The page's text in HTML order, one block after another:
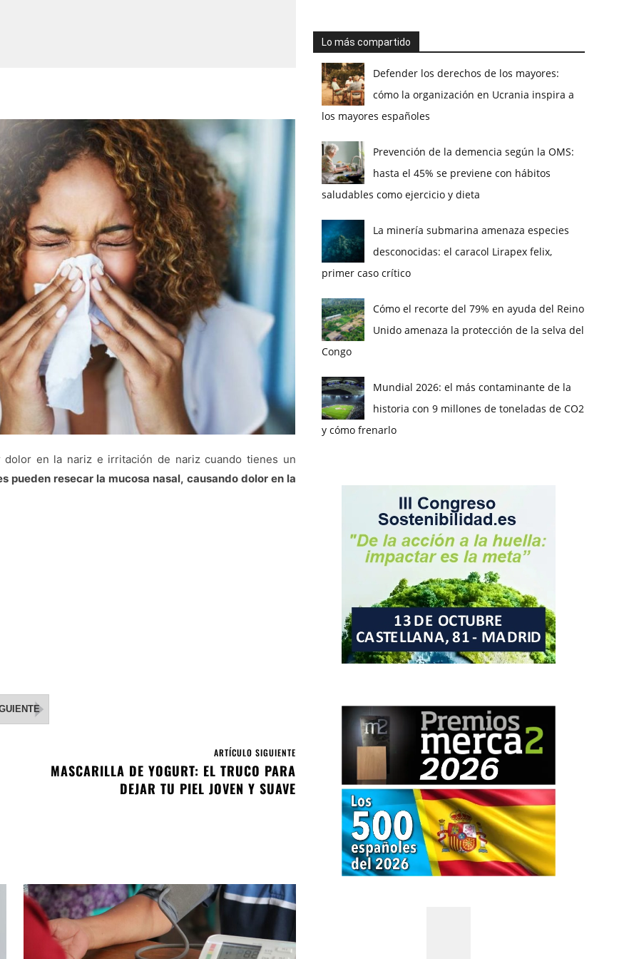
en la nariz e irritación de nariz cuando tienes un
pueden resecar la mucosa nasal, causando dolor en la
ARTÍCULO SIGUIENTE
MASCARILLA DE YOGURT: EL TRUCO PARA
DEJAR TU PIEL JOVEN Y SUAVE
Lo más compartido
Defender los derechos de los mayores:
cómo la organización en Ucrania inspira a
los mayores españoles
Prevención de la demencia según la OMS:
hasta el 45% se previene con hábitos
saludables como ejercicio y dieta
La minería submarina amenaza especies
desconocidas: el caracol Lirapex felix,
primer caso crítico
Cómo el recorte del 79% en ayuda del Reino
Unido amenaza la protección de la selva del
Congo
Mundial 2026: el más contaminante de la
historia con 9 millones de toneladas de CO2
y cómo frenarlo